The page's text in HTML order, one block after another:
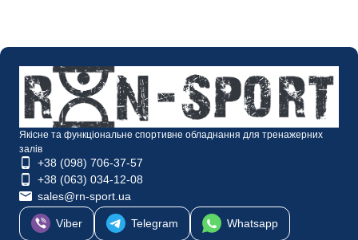
Якісне та функціональне спортивне обладнання для тренажерних
залів
+38 (098) 706-37-57
+38 (063) 034-12-08
sales@rn-sport.ua
Viber Telegram Whatsapp